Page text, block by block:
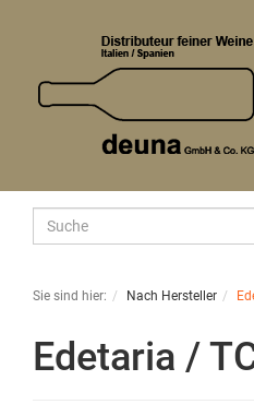
Sie sind hier: Nach Hersteller
Edetaria /